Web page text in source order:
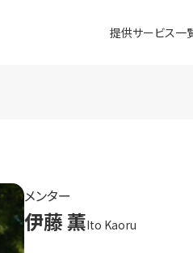
提供サービス一
メンター
伊藤 薫Ito Kaoru